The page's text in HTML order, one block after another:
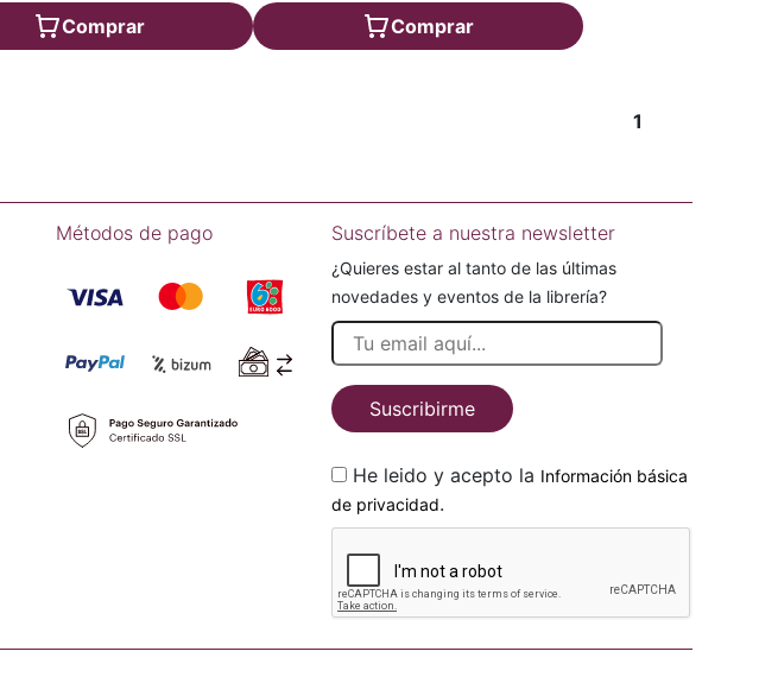
Comprar Comprar
1
Métodos de pago Suscríbete a nuestra newsletter
¿Quieres estar al tanto de las últimas
novedades y eventos de la librería?
Suscribirme
He leido y acepto la Información básica
de privacidad.